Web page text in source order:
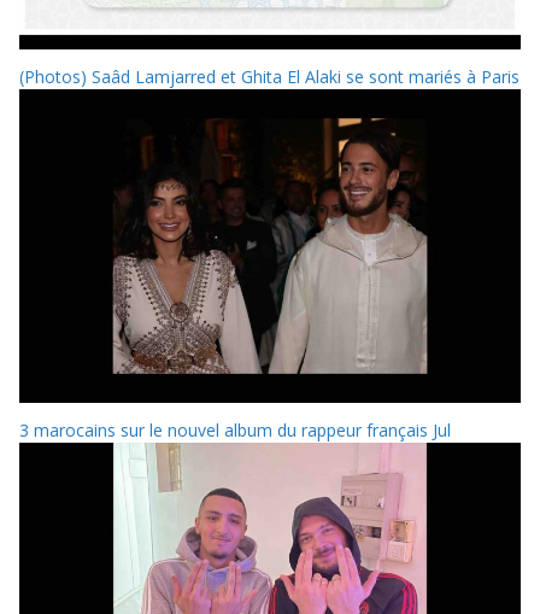
(Photos) Saâd Lamjarred et Ghita El Alaki se sont mariés à Paris
3 marocains sur le nouvel album du rappeur français Jul